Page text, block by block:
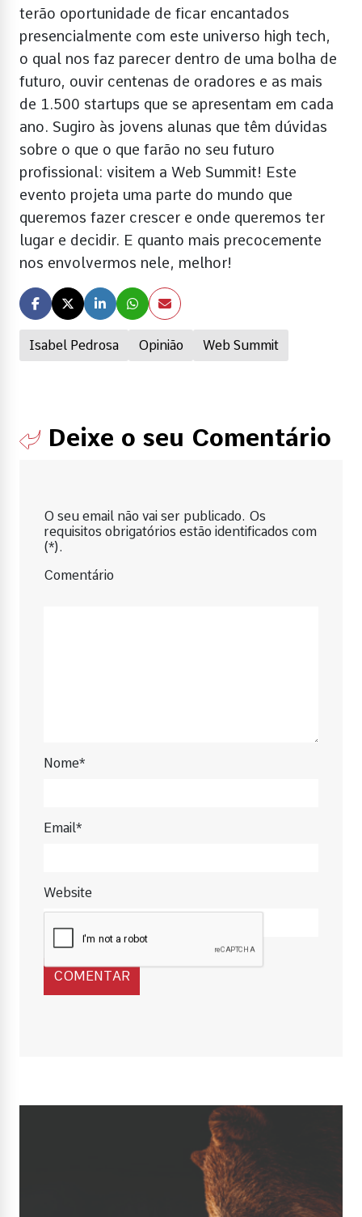
Isabel Pedrosa Opinião Web Summit
terão oportunidade de ficar encantados
presencialmente com este universo high tech,
o qual nos faz parecer dentro de uma bolha de
futuro, ouvir centenas de oradores e as mais
de 1.500 startups que se apresentam em cada
ano. Sugiro às jovens alunas que têm dúvidas
sobre o que o que farão no seu futuro
profissional: visitem a Web Summit! Este
evento projeta uma parte do mundo que
queremos fazer crescer e onde queremos ter
lugar e decidir. E quanto mais precocemente
nos envolvermos nele, melhor!
Deixe o seu Comentário
O seu email não vai ser publicado. Os
requisitos obrigatórios estão identificados com
(*).
Comentário
Nome*
Email*
Website